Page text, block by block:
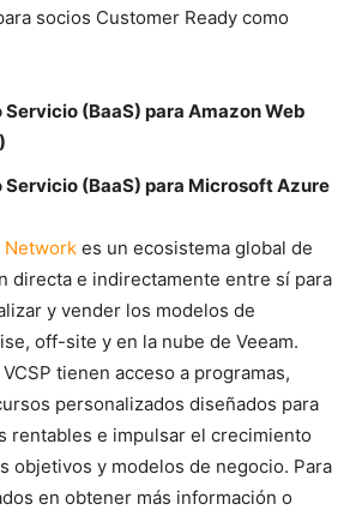
socios Customer Ready como
Servicio (BaaS) para Amazon Web
Servicio (BaaS) para Microsoft Azure
Network es un ecosistema global de
directa e indirectamente entre sí para
y vender los modelos de
off-site y en la nube de Veeam.
tienen acceso a programas,
personalizados diseñados para
rentables e impulsar el crecimiento
objetivos y modelos de negocio. Para
en obtener más información o